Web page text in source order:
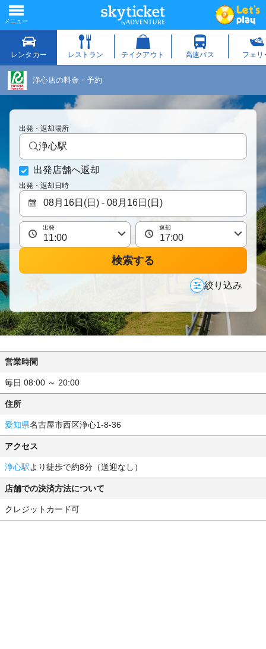
浄心店の料金・予約
出発・返却場所
浄心駅
出発店舗へ返却
出発・返却日時
出発 返却
検索する
絞り込み
営業時間
毎日 08:00 ～ 20:00
住所
愛知県名古屋市西区浄心1-8-36
アクセス
浄心駅より徒歩で約8分（送迎なし）
店舗での決済方法について
クレジットカード可